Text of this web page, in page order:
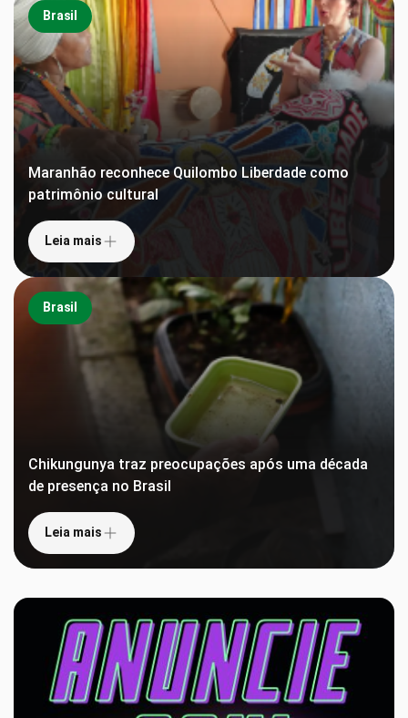
Brasil
Maranhão reconhece Quilombo Liberdade como
patrimônio cultural
Leia mais
Brasil
Chikungunya traz preocupações após uma década
de presença no Brasil
Leia mais